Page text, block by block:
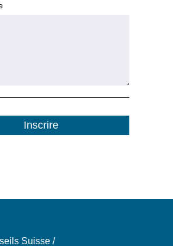
Inscrire
Suisse /